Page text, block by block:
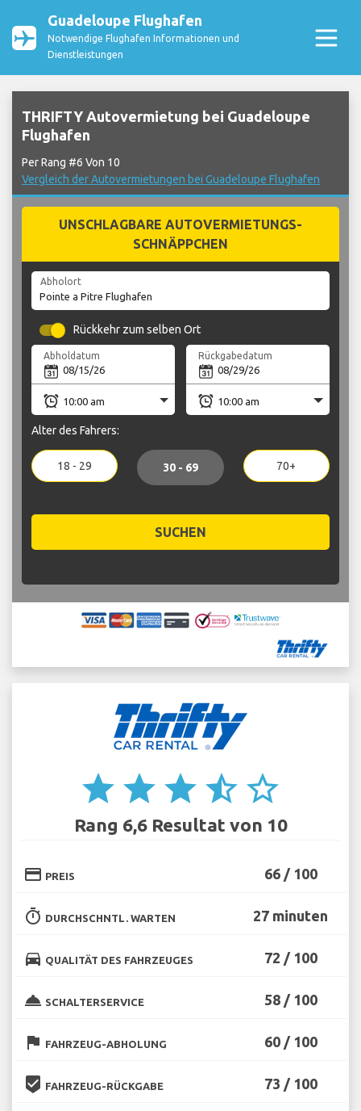
Guadeloupe Flughafen
Notwendige Flughafen Informationen und
Dienstleistungen
THRIFTY Autovermietung bei Guadeloupe
Flughafen
Per Rang #6 Von 10
Vergleich der Autovermietungen bei Guadeloupe Flughafen
UNSCHLAGBARE AUTOVERMIETUNGS-
SCHNÄPPCHEN
Abholort
Rückkehr zum selben Ort
Abholdatum Rückgabedatum
Alter des Fahrers:
18 - 29 30 - 69 70+
SUCHEN
star star star star_half star_border
Rang 6,6 Resultat von 10
credit_card PREIS 66 / 100
timer DURCHSCHNTL. WARTEN 27 minuten
directions_car QUALITÄT DES FAHRZEUGES 72 / 100
room_service SCHALTERSERVICE 58 / 100
flag FAHRZEUG-ABHOLUNG 60 / 100
beenhere FAHRZEUG-RÜCKGABE 73 / 100